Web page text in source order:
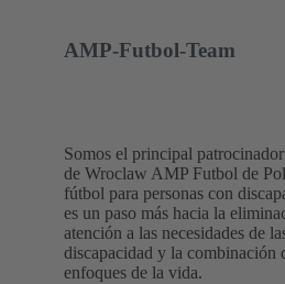
AMP-Futbol-Team
Somos el principal
de Wroclaw AMP Futbol de
fútbol para personas con
es un paso más hacia la
atención a las necesidades de
discapacidad y la combinación
enfoques de la vida.